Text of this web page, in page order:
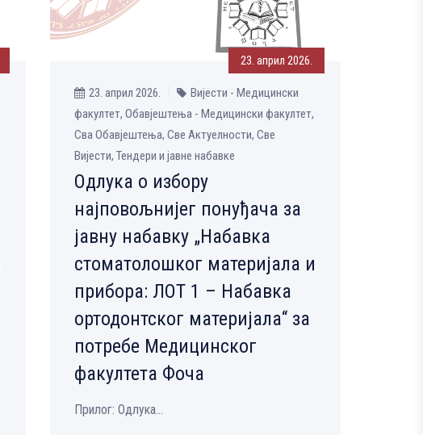
23. април 2026.
23. април 2026.
Вијести - Медицински
факултет, Обавјештења - Медицински факултет,
Сва Обавјештења, Све Aктуелности, Све
Вијести, Тендери и јавне набавке
Одлука о избору
најповољнијег понуђача за
јавну набавку „Набавка
стоматолошког материјала и
прибора: ЛОТ 1 – Набавка
ортодонтског материјала“ за
потребе Медицинског
факултета Фоча
Прилог: Одлука...